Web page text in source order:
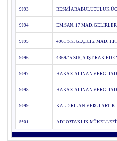
9093 RESMİ ARABULUCULUK
9094 EM.SAN. 17 MAD.
9095 4961 S.K. GEÇİCİ 2. MAD.
9096 4369/15 SUÇA İŞTİRAK
9097 HAKSIZ ALINAN VERGİ
9098 HAKSIZ ALINAN VERGİ
9099 KALDIRILAN VERGİ
9901 ADİ ORTAKLIK